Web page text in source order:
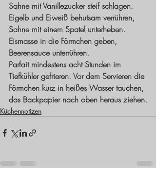
Sahne mit Vanillezucker steif schlagen.
Eigelb und Eiweiß behutsam verrühren,
Sahne mit einem Spatel unterheben.
Eismasse in die Förmchen geben,
Beerensauce unterrühren.
Parfait mindestens acht Stunden im
Tiefkühler gefrieren. Vor dem Servieren die
Förmchen kurz in heißes Wasser tauchen,
das Backpapier nach oben heraus ziehen.
Küchennotizen